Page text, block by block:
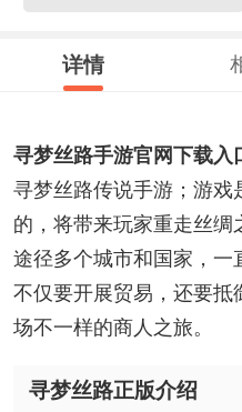
详情
寻梦丝路手游官网下载入
寻梦丝路传说手游；游戏
的，将带来玩家重走丝绸
途径多个城市和国家，一
不仅要开展贸易，还要抵
场不一样的商人之旅。
寻梦丝路正版介绍